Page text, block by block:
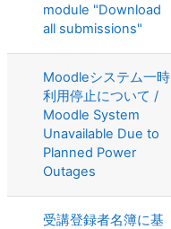
module "Download
all submissions"
Moodleシステム一時
利用停止について /
Moodle System
Unavailable Due to
Planned Power
Outages
受講登録者名簿に基